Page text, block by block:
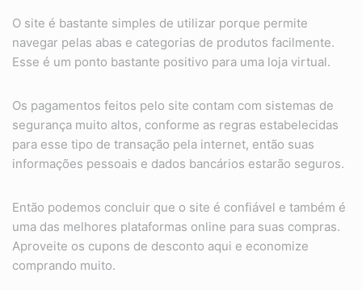
O site é bastante simples de utilizar porque permite
navegar pelas abas e categorias de produtos facilmente.
Esse é um ponto bastante positivo para uma loja virtual.
Os pagamentos feitos pelo site contam com sistemas de
segurança muito altos, conforme as regras estabelecidas
para esse tipo de transação pela internet, então suas
informações pessoais e dados bancários estarão seguros.
Então podemos concluir que o site é confiável e também é
uma das melhores plataformas online para suas compras.
Aproveite os cupons de desconto aqui e economize
comprando muito.